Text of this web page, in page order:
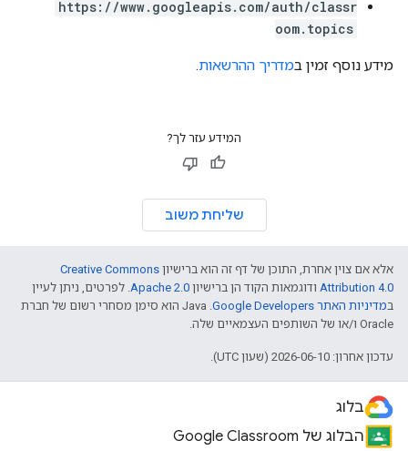
https://www.googleapis.com/auth/classr
oom.topics
מידע נוסף זמין במדריך ההרשאות.
המידע עזר לך?
שליחת משוב
אלא אם צוין אחרת, התוכן של דף זה הוא ברישיון Creative Commons
Attribution 4.0 ודוגמאות הקוד הן ברישיון Apache 2.0. לפרטים, ניתן לעיין
במדיניות האתר Google Developers‏
.‏ Java הוא סימן מסחרי רשום של חברת
Oracle ו/או של השותפים העצמאיים שלה.
עדכון אחרון: 2026-06-10 (שעון UTC).
בלוג
הבלוג של Google Classroom